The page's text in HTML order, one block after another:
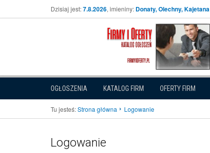
Dzisiaj jest:7.8.2026, imieniny: Donaty, Olechny, Kajetana
OGŁOSZENIA KATALOG FIRM OFERTY FIRM
Tu jesteś:Strona główna Logowanie
Logowanie